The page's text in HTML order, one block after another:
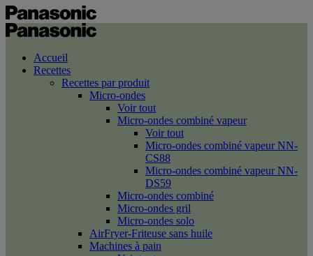
Accueil
Recettes
Recettes par produit
Micro-ondes
Voir tout
Micro-ondes combiné vapeur
Voir tout
Micro-ondes combiné vapeur NN-
CS88
Micro-ondes combiné vapeur NN-
DS59
Micro-ondes combiné
Micro-ondes gril
Micro-ondes solo
AirFryer-Friteuse sans huile
Machines à pain